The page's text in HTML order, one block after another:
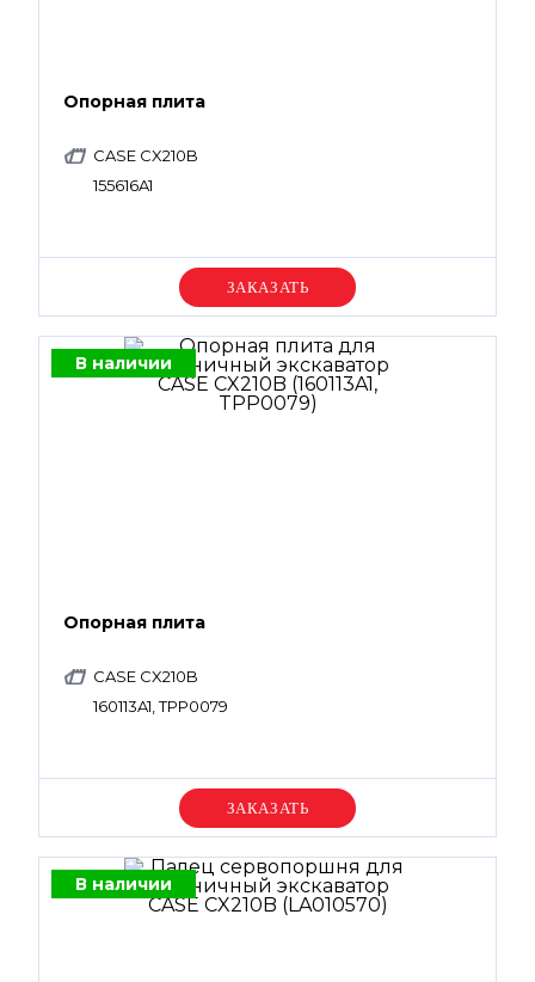
Опорная плита
CASE CX210B
155616A1
Уточняйте цену
В наличии
Опорная плита
CASE CX210B
160113A1, TPP0079
Уточняйте цену
В наличии